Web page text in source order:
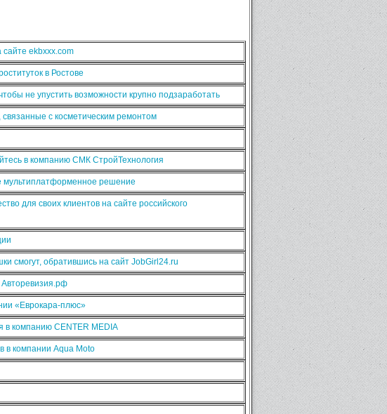
сайте ekbxxx.com
в Ростове
не упустить возможности крупно подзаработать
с косметическим ремонтом
в компанию СМК СтройТехнология
мультиплатформенное решение
для своих клиентов на сайте российского
смогут, обратившись на сайт JobGirl24.ru
«Еврокара-плюс»
в компанию CENTER MEDIA
в компании Aqua Moto